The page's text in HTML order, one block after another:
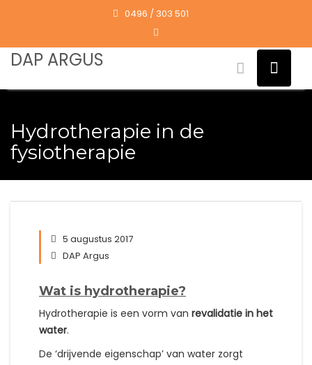
0496 / 303 501
DAP ARGUS
Hydrotherapie in de
fysiotherapie
5 augustus 2017
DAP Argus
Wat is hydrotherapie?
Hydrotherapie is een vorm van revalidatie in het
water.
De ‘drijvende eigenschap’ van water zorgt